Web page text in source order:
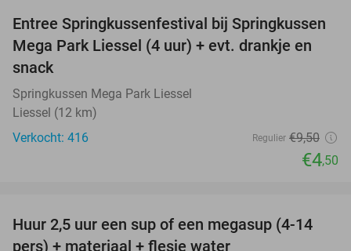
53%
Entree Springkussenfestival bij Springkussen
Mega Park Liessel (4 uur) + evt. drankje en
snack
Springkussen Mega Park Liessel
Liessel (12 km)
Verkocht: 416
Regulier €9,50
€4,50
31%
Huur 2,5 uur een sup of een megasup (4-14
pers) + materiaal + flesje water